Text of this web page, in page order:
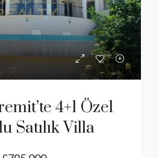
4+1 Özel
Satılık Villa